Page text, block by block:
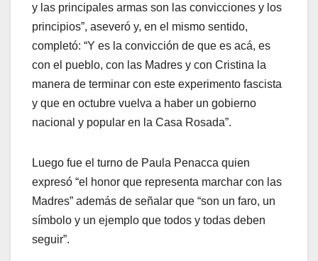
y las principales armas son las convicciones y los
principios”, aseveró y, en el mismo sentido,
completó: “Y es la convicción de que es acá, es
con el pueblo, con las Madres y con Cristina la
manera de terminar con este experimento fascista
y que en octubre vuelva a haber un gobierno
nacional y popular en la Casa Rosada”.
Luego fue el turno de Paula Penacca quien
expresó “el honor que representa marchar con las
Madres” además de señalar que “son un faro, un
símbolo y un ejemplo que todos y todas deben
seguir”.